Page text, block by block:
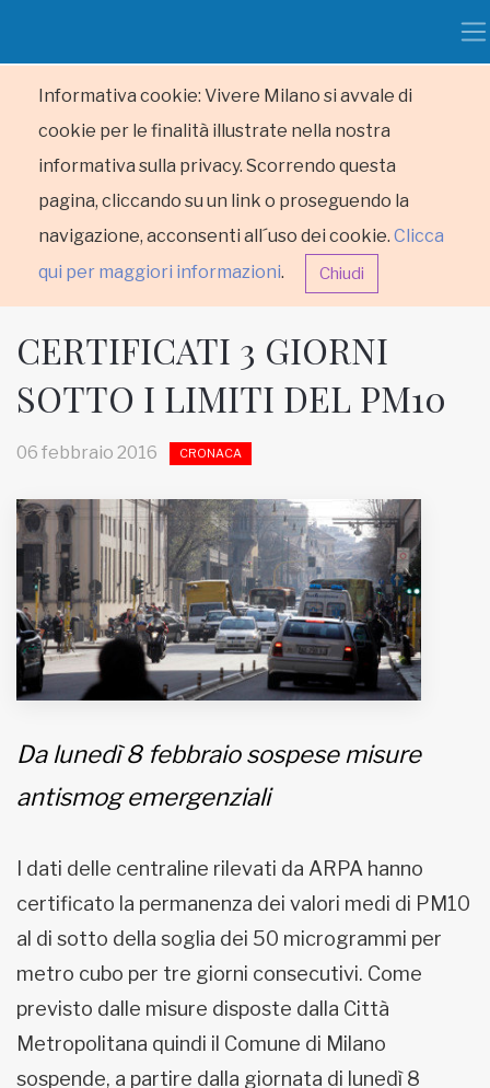
Informativa cookie: Vivere Milano si avvale di
cookie per le finalità illustrate nella nostra
informativa sulla privacy. Scorrendo questa
pagina, cliccando su un link o proseguendo la
navigazione, acconsenti all´uso dei cookie. Clicca
qui per maggiori informazioni. Chiudi
HOME
MUNICIPI
Inviateci le vostre segnalazioni
Iscriviti alla newsletter
Fondato e diretto da Enzo De
EDB edizioni - Via Brivio angolo C.
Informativa sulla privacy
CERTIFICATI 3 GIORNI
SOTTO I LIMITI DEL PM10
06 febbraio 2016 CRONACA
Da lunedì 8 febbraio sospese misure
antismog emergenziali
I dati delle centraline rilevati da ARPA hanno
certificato la permanenza dei valori medi di PM10
al di sotto della soglia dei 50 microgrammi per
metro cubo per tre giorni consecutivi. Come
previsto dalle misure disposte dalla Città
Metropolitana quindi il Comune di Milano
sospende, a partire dalla giornata di lunedì 8